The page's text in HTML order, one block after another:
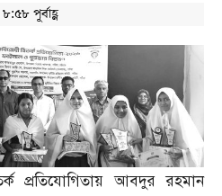
পূর্বাহ্ণ
প্রতিযোগিতায় আবদুর রহমান